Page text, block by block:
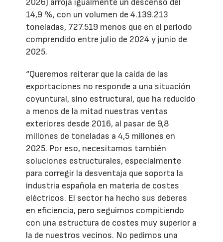
2026) arroja igualmente un descenso del
14,9 %, con un volumen de 4.139.213
toneladas, 727.519 menos que en el periodo
comprendido entre julio de 2024 y junio de
2025.
“Queremos reiterar que la caída de las
exportaciones no responde a una situación
coyuntural, sino estructural, que ha reducido
a menos de la mitad nuestras ventas
exteriores desde 2016, al pasar de 9,8
millones de toneladas a 4,5 millones en
2025. Por eso, necesitamos también
soluciones estructurales, especialmente
para corregir la desventaja que soporta la
industria española en materia de costes
eléctricos. El sector ha hecho sus deberes
en eficiencia, pero seguimos compitiendo
con una estructura de costes muy superior a
la de nuestros vecinos. No pedimos una